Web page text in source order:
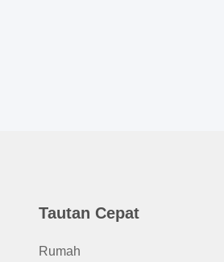
Tautan Cepat
Rumah